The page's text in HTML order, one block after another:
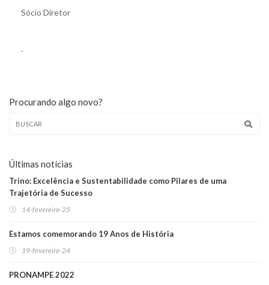
Sócio Diretor
.
Procurando algo novo?
Últimas notícias
Trino: Excelência e Sustentabilidade como Pilares de uma
Trajetória de Sucesso
14-fevereiro-25
Estamos comemorando 19 Anos de História
19-fevereiro-24
PRONAMPE 2022